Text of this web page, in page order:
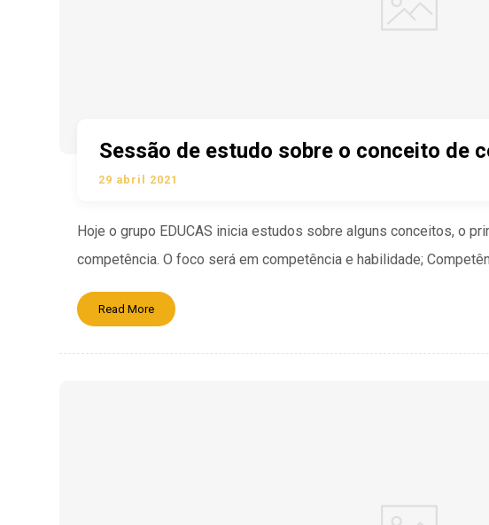
Sessão de estudo sobre o conceito de
29 abril 2021
Hoje o grupo EDUCAS inicia estudos sobre alguns conceitos, o
competência. O foco será em competência e habilidade;
Read More